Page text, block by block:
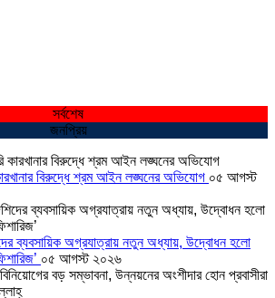
সর্বশেষ
জনপ্রিয়
বিরুদ্ধে শ্রম আইন লঙ্ঘনের অভিযোগ ০৫ আগস্ট
ব্যবসায়িক অগ্রযাত্রায় নতুন অধ্যায়, উদ্বোধন হলো
০৫ আগস্ট ২০২৬